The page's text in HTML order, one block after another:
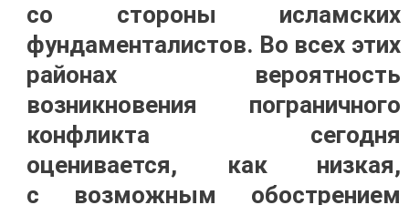
со стороны исламских
фундаменталистов. Во всех этих
районах вероятность
возникновения пограничного
конфликта сегодня
оценивается, как низкая,
с возможным обострением